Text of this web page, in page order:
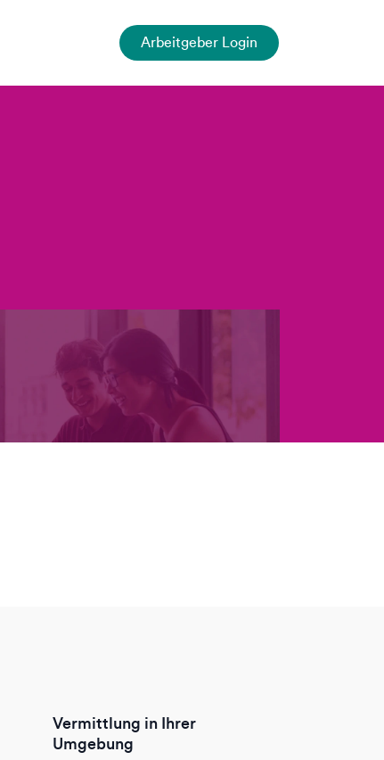
Arbeitgeber Login
Vermittlung in Ihrer
Umgebung